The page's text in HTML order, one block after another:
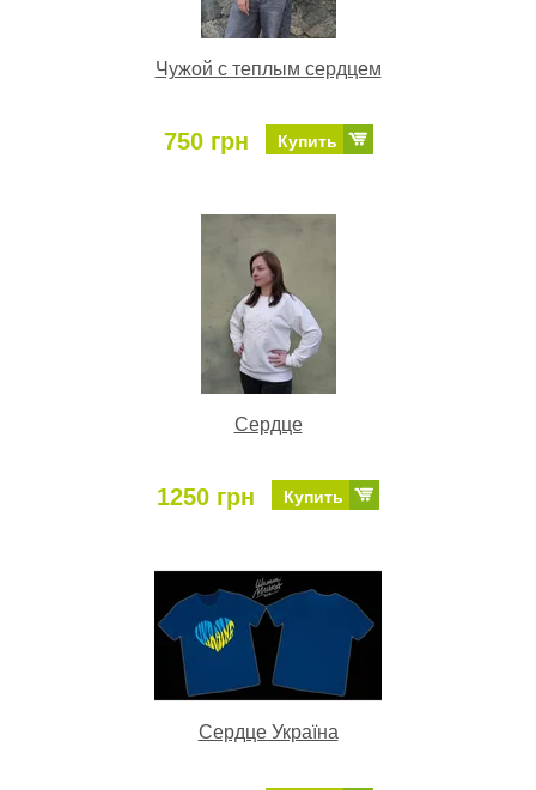
Чужой с теплым сердцем
750 грн Купить
Сердце
1250 грн Купить
Сердце Україна